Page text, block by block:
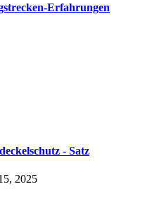
Erfahrungen
- Satz
2025